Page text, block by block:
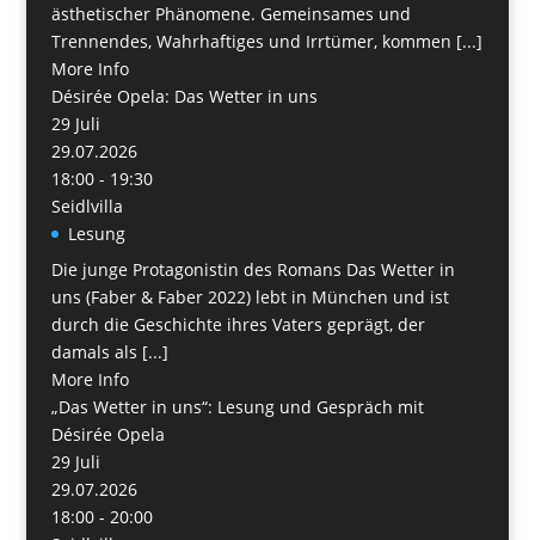
ästhetischer Phänomene. Gemeinsames und
Trennendes, Wahrhaftiges und Irrtümer, kommen [...]
More Info
Désirée Opela: Das Wetter in uns
29 Juli
29.07.2026
18:00 - 19:30
Seidlvilla
Lesung
Die junge Protagonistin des Romans Das Wetter in
uns (Faber & Faber 2022) lebt in München und ist
durch die Geschichte ihres Vaters geprägt, der
damals als [...]
More Info
„Das Wetter in uns“: Lesung und Gespräch mit
Désirée Opela
29 Juli
29.07.2026
18:00 - 20:00